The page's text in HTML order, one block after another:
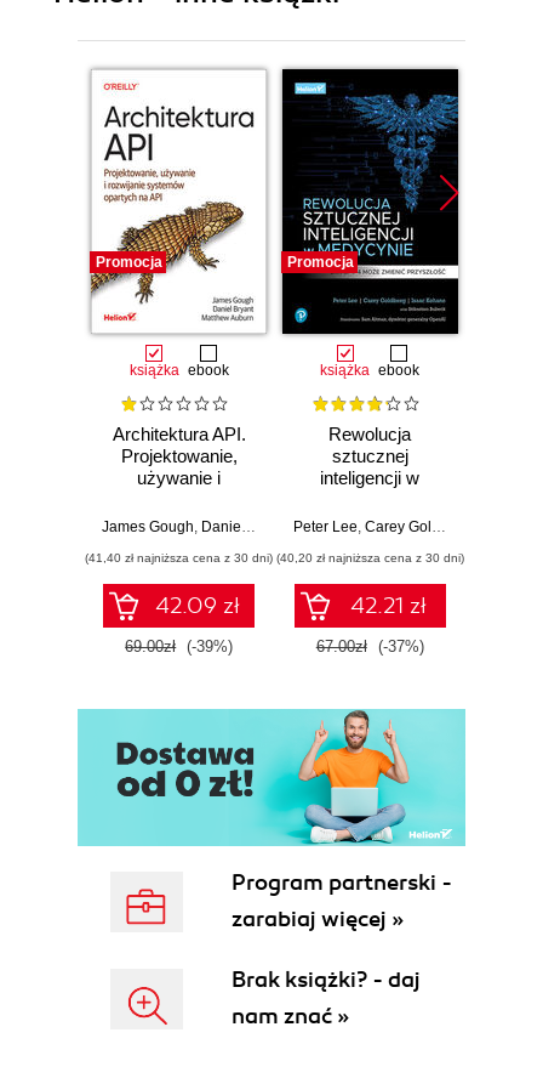
Promocja
książka ebook
Architektura API.
Projektowanie,
używanie i
systemów
James Gough, Daniel Bryant ,Matthew Auburn
(41,40 zł najniższa cena z 30 dni)
42.09 zł
69.00zł (-39%)
Promocja
książka ebook
Rewolucja
sztucznej
inteligencji w
GPT-4 może
Peter Lee, Carey Goldberg
(40,20 zł najniższa cena z 30 dni)
42.21 zł
67.00zł (-37%)
Program partnerski -
zarabiaj więcej »
Brak książki? - daj
nam znać »